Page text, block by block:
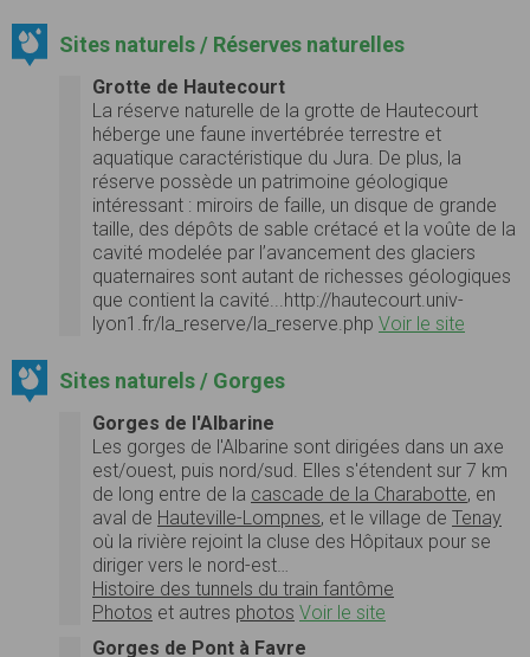
Sites naturels / Réserves naturelles
Grotte de Hautecourt
La réserve naturelle de la grotte de Hautecourt
héberge une faune invertébrée terrestre et
aquatique caractéristique du Jura. De plus, la
réserve possède un patrimoine géologique
intéressant : miroirs de faille, un disque de grande
taille, des dépôts de sable crétacé et la voûte de la
cavité modelée par l’avancement des glaciers
quaternaires sont autant de richesses géologiques
que contient la cavité...http://hautecourt.univ-
lyon1.fr/la_reserve/la_reserve.php Voir le site
Sites naturels / Gorges
Gorges de l'Albarine
Les gorges de l'Albarine sont dirigées dans un axe
est/ouest, puis nord/sud. Elles s'étendent sur 7 km
de long entre de la cascade de la Charabotte, en
aval de Hauteville-Lompnes, et le village de Tenay
où la rivière rejoint la cluse des Hôpitaux pour se
diriger vers le nord-est…
Histoire des tunnels du train fantôme
Photos et autres photos Voir le site
Gorges de Pont à Favre